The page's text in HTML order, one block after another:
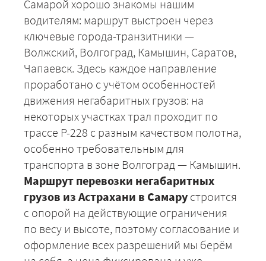
Самарой хорошо знакомы нашим
водителям: маршрут выстроен через
ключевые города-транзитники —
Волжский, Волгоград, Камышин, Саратов,
Чапаевск. Здесь каждое направление
проработано с учётом особенностей
движения негабаритных грузов: на
некоторых участках трал проходит по
трассе Р-228 с разным качеством полотна,
особенно требовательным для
транспорта в зоне Волгоград — Камышин.
Маршрут перевозки негабаритных
грузов из Астрахани в Самару строится
с опорой на действующие ограничения
по весу и высоте, поэтому согласование и
оформление всех разрешений мы берём